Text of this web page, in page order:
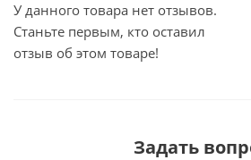
У данного товара нет отзывов.
Станьте первым, кто оставил
отзыв об этом товаре!
Задать